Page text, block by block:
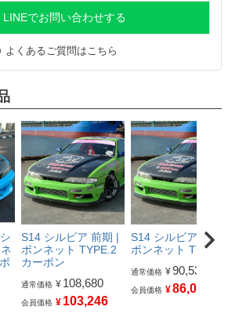
LINEでお問い合わせする
よくあるご質問はこちら
S14 シルビア 前期 |
ボンネット TYPE.2
カーボン
通常価格 ¥ 108,680
会員価格 ¥ 103,246
S14 シルビア 前期 |
ボンネット TYPE.2
通常価格 ¥90,530
会員価格 ¥86,003